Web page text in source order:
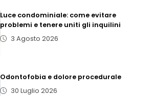
Luce condominiale: come evitare
problemi e tenere uniti gli inquilini
3 Agosto 2026
Odontofobia e dolore procedurale
30 Luglio 2026